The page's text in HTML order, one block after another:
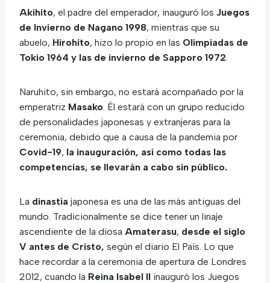
Akihito, el padre del emperador, inauguró los Juegos
de Invierno de Nagano 1998, mientras que su
abuelo, Hirohito, hizo lo propio en las Olimpiadas de
Tokio 1964 y las de invierno de Sapporo 1972
Naruhito, sin embargo, no estará acompañado por la
emperatriz Masako . Él estará con un grupo reducido
de personalidades japonesas y extranjeras para la
ceremonia, debido que a causa de la pandemia por
Covid-19, la inauguración, así como todas las
competencias, se llevarán a cabo sin público.
La dinastía japonesa es una de las más antiguas del
mundo. Tradicionalmente se dice tener un linaje
ascendiente de la diosa Amaterasu, desde el siglo
V antes de Cristo, según el diario El País. Lo que
hace recordar a la ceremonia de apertura de Londres
2012, cuando la Reina Isabel II inauguró los Juegos